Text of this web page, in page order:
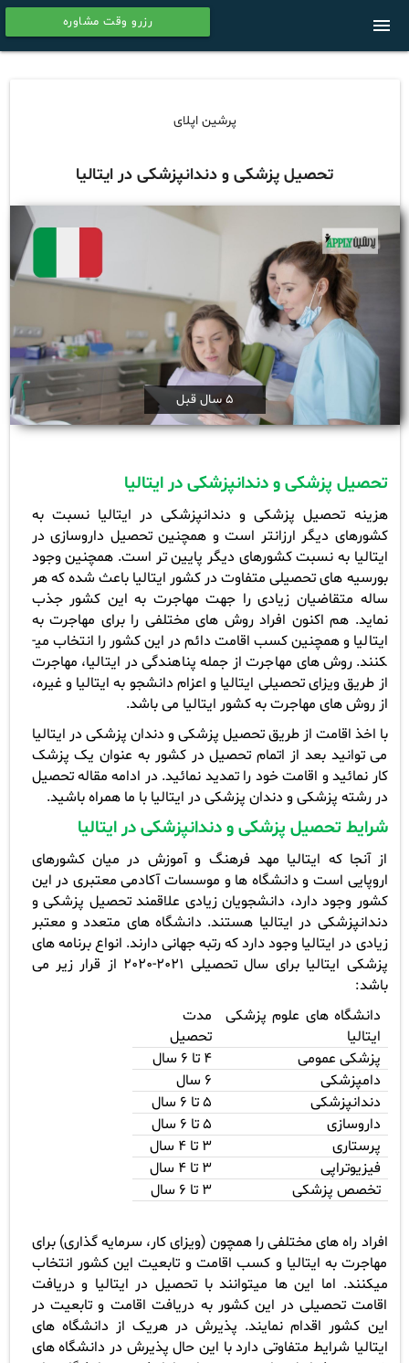
رزرو وقت مشاوره menu
پرشین اپلای
تحصیل پزشکی و دندانپزشکی در ایتالیا
5 سال قبل
تحصیل پزشکی و دندانپزشکی در ایتالیا
هزینه تحصیل پزشکی و دندانپزشکی در ایتالیا نسبت به
کشورهای دیگر ارزانتر است و همچنین تحصیل داروسازی در
ایتالیا به نسبت کشورهای دیگر پایین تر است. همچنین وجود
بورسیه های تحصیلی متفاوت در کشور ایتالیا باعث شده که هر
ساله متقاضیان زیادی را جهت مهاجرت به این کشور جذب
نماید. هم اکنون افراد روش های مختلفی را برای مهاجرت به
ایتالیا و همچنین کسب اقامت دائم در این کشور را انتخاب می­
کنند. روش های مهاجرت از جمله پناهندگی در ایتالیا، مهاجرت
از طریق ویزای تحصیلی ایتالیا و اعزام دانشجو به ایتالیا و غیره،
از روش های مهاجرت به کشور ایتالیا می باشد.
با اخذ اقامت از طریق تحصیل پزشکی و دندان پزشکی در ایتالیا
می توانید بعد از اتمام تحصیل در کشور به عنوان یک پزشک
کار نمائید و اقامت خود را تمدید نمائید. در ادامه مقاله تحصیل
در رشته پزشکی و دندان پزشکی در ایتالیا با ما همراه باشید.
شرایط تحصیل پزشکی و دندانپزشکی در ایتالیا
از آنجا که ایتالیا مهد فرهنگ و آموزش در میان کشورهای
اروپایی است و دانشگاه ها و موسسات آکادمی معتبری در این
کشور وجود دارد، دانشجویان زیادی علاقمند تحصیل پزشکی و
دندانپزشکی در ایتالیا هستند. دانشگاه های متعدد و معتبر
زیادی در ایتالیا وجود دارد که رتبه جهانی دارند. انواع برنامه های
پزشکی ایتالیا برای سال تحصیلی 2021-2020 از قرار زیر می
باشد:
دانشگاه های علوم پزشکی
ایتالیا
مدت
تحصیل
پزشکی عمومی
4 تا 6 سال
دامپزشکی
6 سال
دندانپزشکی
5تا 6 سال
داروسازی
5تا 6 سال
پرستاری
3 تا 4 سال
فیزیوتراپی
3 تا 4 سال
تخصص پزشکی
3 تا 6 سال
افراد راه های مختلفی را همچون (ویزای کار، سرمایه گذاری) برای
مهاجرت به ایتالیا و کسب اقامت و تابعیت این کشور انتخاب
می­کنند. اما این ها میتوانند با تحصیل در ایتالیا و دریافت
اقامت تحصیلی در این کشور به دریافت اقامت و تابعیت در
این کشور اقدام نمایند. پذیرش در هریک از دانشگاه های
ایتالیا شرایط متفاوتی دارد با این حال پذیرش در دانشگاه های